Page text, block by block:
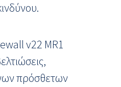
v22 MR1
πρόσθετων